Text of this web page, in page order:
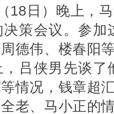
）晚上，马
策会议。参
德伟、楼春阳
吕侠男先谈
情况，钱章超
老、马小正的